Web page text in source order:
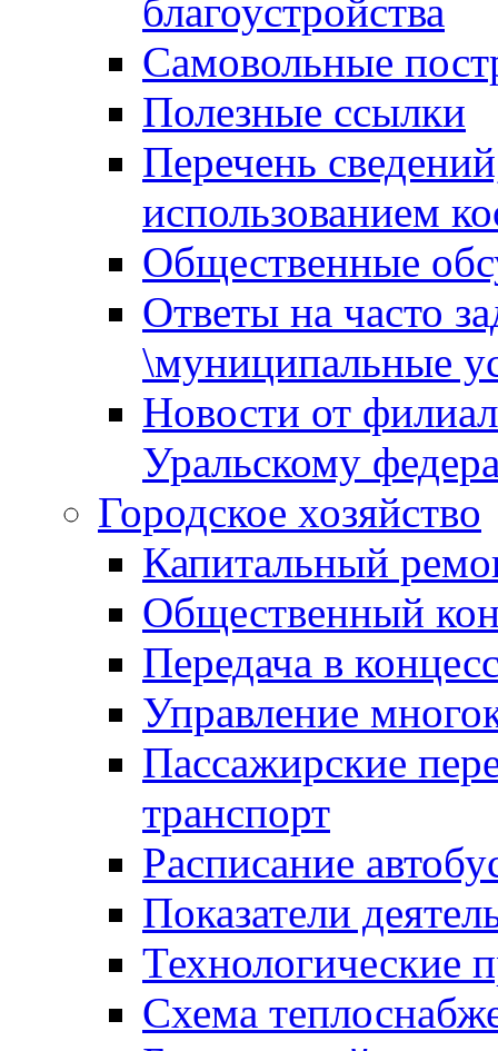
благоустройства
Самовольные
Полезные ссылки
Перечень
использованием
Общественные
Ответы на часто
\муниципальные
Новости от
Уральскому
Городское хозяйство
Капитальный
Общественный
Передача в
Управление
Пассажирские
транспорт
Расписание
Показатели
Технологические
Схема